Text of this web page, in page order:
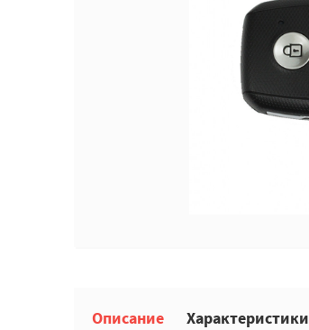
Описание Характеристики